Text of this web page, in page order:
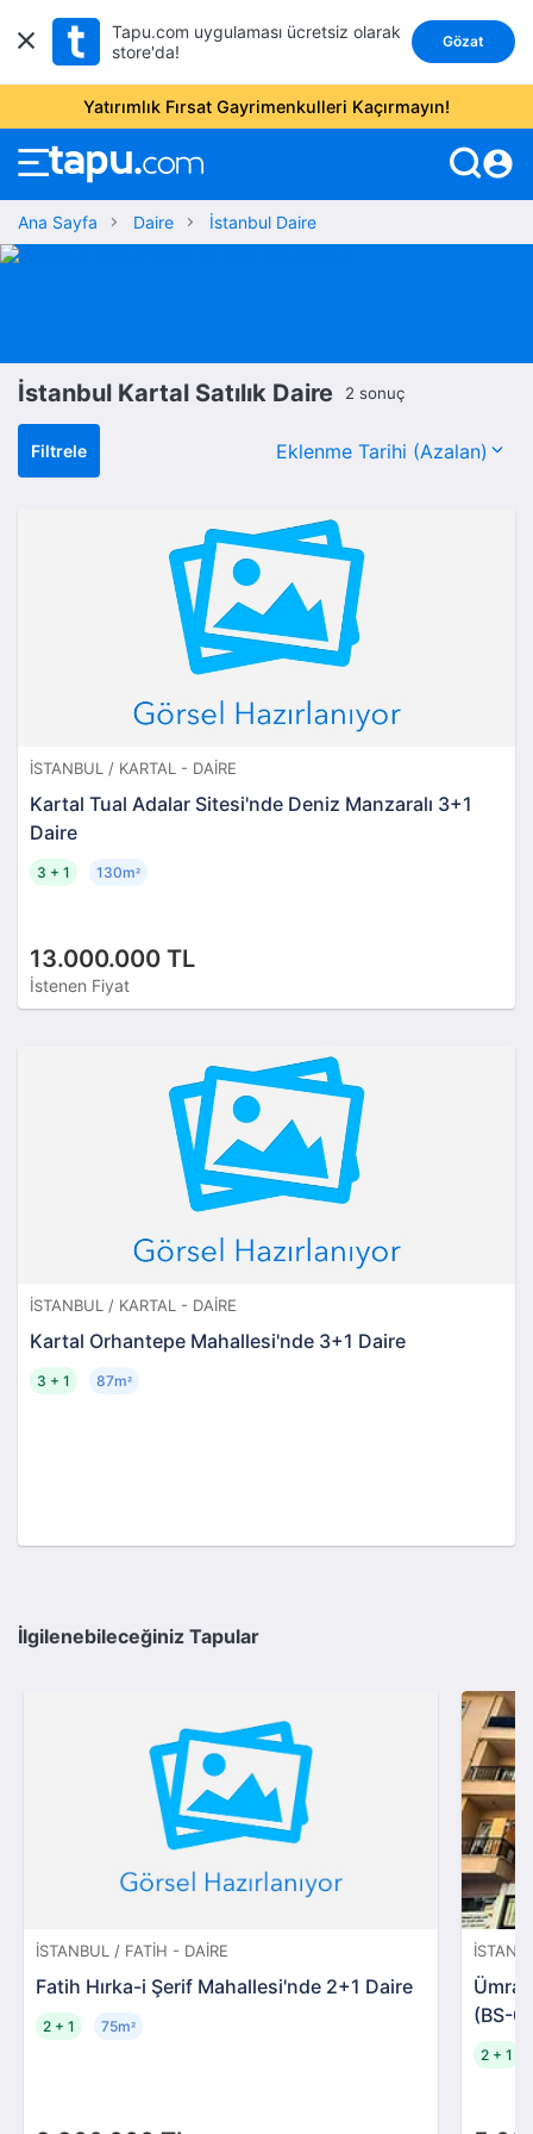
Tapu.com uygulaması ücretsiz olarak
store'da!
Gözat
Yatırımlık Fırsat Gayrimenkulleri Kaçırmayın!
account_circle
Ana Sayfa Daire İstanbul Daire
İstanbul Kartal Satılık Daire 2 sonuç
Filtrele
İSTANBUL / KARTAL - DAIRE
Kartal Tual Adalar Sitesi'nde Deniz Manzaralı 3+1
Daire
13.000.000 TL
İstenen Fiyat
3 + 1 130m²
İSTANBUL / KARTAL - DAIRE
Kartal Orhantepe Mahallesi'nde 3+1 Daire
3 + 1 87m²
İlgilenebileceğiniz Tapular
İSTANBUL / FATIH - DAIRE
Fatih Hırka-i Şerif Mahallesi'nde 2+1 Daire
2 + 1 75m²
(BS-
2 + 1